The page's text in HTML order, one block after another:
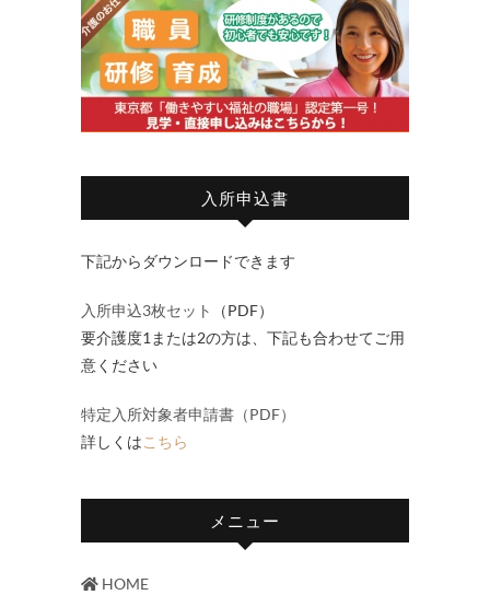
入所申込書
下記からダウンロードできます
入所申込3枚セット
（PDF）
要介護度1または2の方は、下記も合わせてご用
意ください
特定入所対象者申請書（PDF）
詳しくはこちら
メニュー
HOME